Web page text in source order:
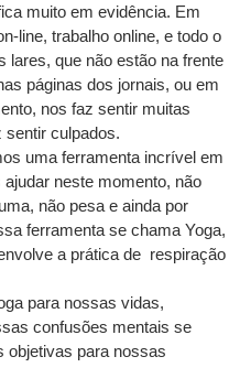
muito em evidência. Em
line, trabalho online, e todo o
lares, que não estão na frente
páginas dos jornais, ou em
nos faz sentir muitas
sentir culpados.
uma ferramenta incrível em
neste momento, não
não pesa e ainda por
ferramenta se chama Yoga,
a prática de respiração
para nossas vidas,
confusões mentais se
objetivas para nossas